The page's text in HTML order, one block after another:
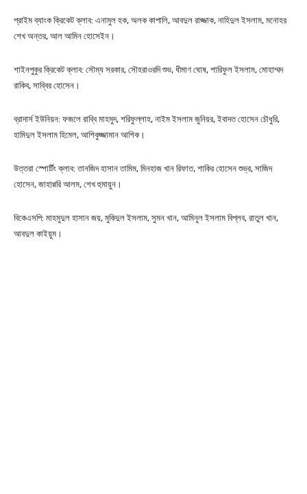
প্রাইম ব্যাংক ক্রিকেট ক্লাব: এনামুল হক, অলক কাপালি, আবদুল রাজ্জাক, নাহিদুল ইসলাম, মনোহর
শেখ অন্তর, আল আমিন হোসেইন।
শাইনপুকুর ক্রিকেট ক্লাব: সৌম্য সরকার, সৌহরাওরদি শুভ, ধীমাণ ঘোষ, শারিফুল ইসলাম, মোহাম্মদ
রাকিব, সাব্বির হোসেন।
ব্রাদার্স ইউনিয়ন: ফজলে রাব্বি মাহমুদ, শরিফুল্লাহ, নাইম ইসলাম জুনিয়র, ইবাদত হোসেন চৌধুরি,
হামিদুল ইসলাম হিমেল, আশিকুজ্জামান আশিক।
উত্তরা স্পোর্টিং ক্লাব: তানজিদ হাসান তামিম, মিনহাজ খান রিফাত, শাকির হোসেন শুভ্র, সাজিদ
হোসেন, জাহাগ্গরি আলম, শেখ হুমায়ুন।
বিকেএসপি: মাহমুদুল হাসান জয়, মুকিদুল ইসলাম, সুমন খান, আমিনুল ইসলাম বিপ্লব, রাতুল খান,
আবদুল কাইয়ুম।